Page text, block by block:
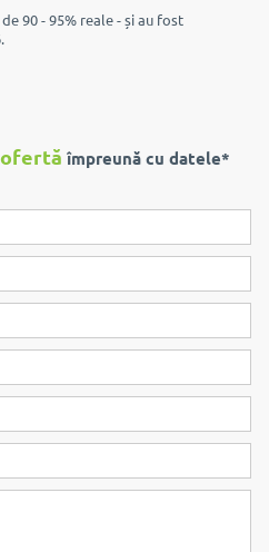
90 - 95% reale - și au fost
împreună cu datele*